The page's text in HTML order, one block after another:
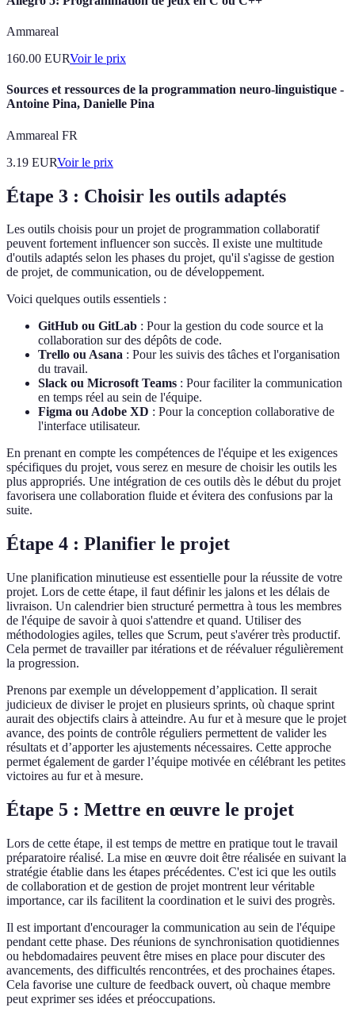
Ammareal
160.00 EURVoir le prix
Sources et ressources de la programmation neuro-linguistique -
Antoine Pina, Danielle Pina
Ammareal FR
3.19 EURVoir le prix
Étape 3 : Choisir les outils adaptés
Les outils choisis pour un projet de programmation collaboratif
peuvent fortement influencer son succès. Il existe une multitude
d'outils adaptés selon les phases du projet, qu'il s'agisse de gestion
de projet, de communication, ou de développement.
Voici quelques outils essentiels :
GitHub ou GitLab : Pour la gestion du code source et la
collaboration sur des dépôts de code.
Trello ou Asana : Pour les suivis des tâches et l'organisation
du travail.
Slack ou Microsoft Teams : Pour faciliter la communication
en temps réel au sein de l'équipe.
Figma ou Adobe XD : Pour la conception collaborative de
l'interface utilisateur.
En prenant en compte les compétences de l'équipe et les exigences
spécifiques du projet, vous serez en mesure de choisir les outils les
plus appropriés. Une intégration de ces outils dès le début du projet
favorisera une collaboration fluide et évitera des confusions par la
suite.
Étape 4 : Planifier le projet
Une planification minutieuse est essentielle pour la réussite de votre
projet. Lors de cette étape, il faut définir les jalons et les délais de
livraison. Un calendrier bien structuré permettra à tous les membres
de l'équipe de savoir à quoi s'attendre et quand. Utiliser des
méthodologies agiles, telles que Scrum, peut s'avérer très productif.
Cela permet de travailler par itérations et de réévaluer régulièrement
la progression.
Prenons par exemple un développement d’application. Il serait
judicieux de diviser le projet en plusieurs sprints, où chaque sprint
aurait des objectifs clairs à atteindre. Au fur et à mesure que le projet
avance, des points de contrôle réguliers permettent de valider les
résultats et d’apporter les ajustements nécessaires. Cette approche
permet également de garder l’équipe motivée en célébrant les petites
victoires au fur et à mesure.
Étape 5 : Mettre en œuvre le projet
Lors de cette étape, il est temps de mettre en pratique tout le travail
préparatoire réalisé. La mise en œuvre doit être réalisée en suivant la
stratégie établie dans les étapes précédentes. C'est ici que les outils
de collaboration et de gestion de projet montrent leur véritable
importance, car ils facilitent la coordination et le suivi des progrès.
Il est important d'encourager la communication au sein de l'équipe
pendant cette phase. Des réunions de synchronisation quotidiennes
ou hebdomadaires peuvent être mises en place pour discuter des
avancements, des difficultés rencontrées, et des prochaines étapes.
Cela favorise une culture de feedback ouvert, où chaque membre
peut exprimer ses idées et préoccupations.